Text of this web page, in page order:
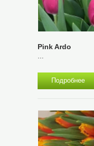
Pink Ardo
...
Подробнее